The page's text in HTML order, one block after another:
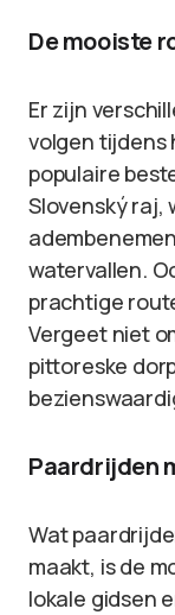
De mooiste
Er zijn
volgen tijdens
populaire
Slovenský raj,
watervallen.
prachtige
Vergeet niet
pittoreske
Paardrijden
Wat
maakt, is de
lokale gidsen